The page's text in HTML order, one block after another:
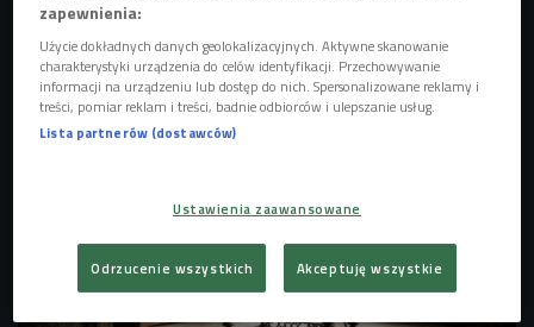
Zdj. ilustracyjne Foto: Shutterstock.com/ Nejron Photo
zapewnienia:
Użycie dokładnych danych geolokalizacyjnych. Aktywne skanowanie
charakterystyki urządzenia do celów identyfikacji. Przechowywanie
informacji na urządzeniu lub dostęp do nich. Spersonalizowane reklamy i
treści, pomiar reklam i treści, badnie odbiorców i ulepszanie usług.
Lista partnerów (dostawców)
Ustawienia zaawansowane
Odrzucenie wszystkich Akceptuję wszystkie